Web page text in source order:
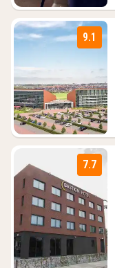
9.1
7.7